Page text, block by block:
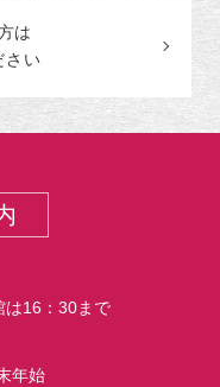
は
さい
16：30まで
年始